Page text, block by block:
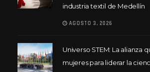
industria textil de Medellín
AGOSTO 3, 2026
Universo STEM: La alianza
mujeres para liderar la